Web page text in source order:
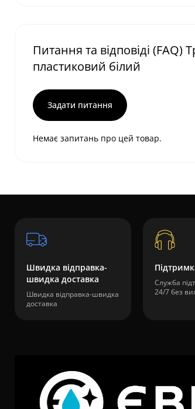
Питання та відповіді
пластиковий білий
Задати питання
Немає запитань про цей товар.
Швидка відправка-
швидка доставка
Швидка відправка-швидка
доставка
Служба
24/7 без